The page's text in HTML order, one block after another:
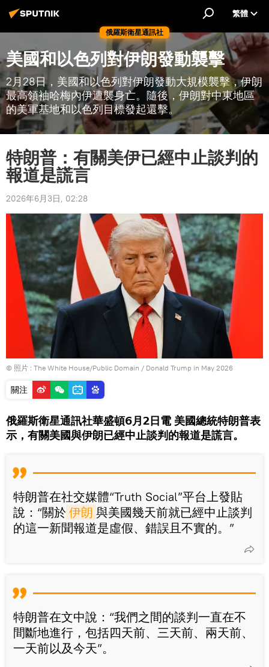
俄羅斯衛星通訊社
繁體
美國和以色列對伊朗發動襲擊
2月28日，美國和以色列對伊朗發動大規模襲擊，伊朗
最高領袖哈梅內伊遭襲身亡。隨後，伊朗對中東地區
的美軍基地和以色列目標發起還擊。
特朗普：有關美伊已經中止談判的
報道是謊言
2026年6月3日, 02:28
© 照片 : The White House/Public Domain / Donald Trump in May 2026
關注
俄羅斯衛星通訊社華盛頓6月2日電 美國總統特朗普表
示，有關美國與伊朗已經中止談判的報道是謊言。
特朗普在社交媒體“Truth Social”平台上發貼
說：“關於 伊朗 與美國幾天前就已經中止談判
的這一新聞報道是虛假、錯誤且不實的。”
特朗普在文中說：“我們之間的談判一直在不
間斷地進行，包括四天前、三天前、兩天前、
一天前以及今天”。